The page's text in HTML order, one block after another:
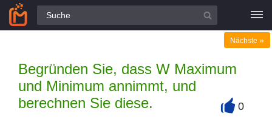
Alle Fragen
Begründen Sie, dass W Maximum
und Minimum annimmt, und
berechnen Sie diese.
Nächste »
0